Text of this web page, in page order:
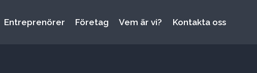
Entreprenörer Företag Vem är vi? Kontakta oss